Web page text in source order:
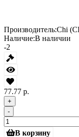
Производитель:Chi
Наличие:В наличии
-2
77.77 р.
+
-
В корзину